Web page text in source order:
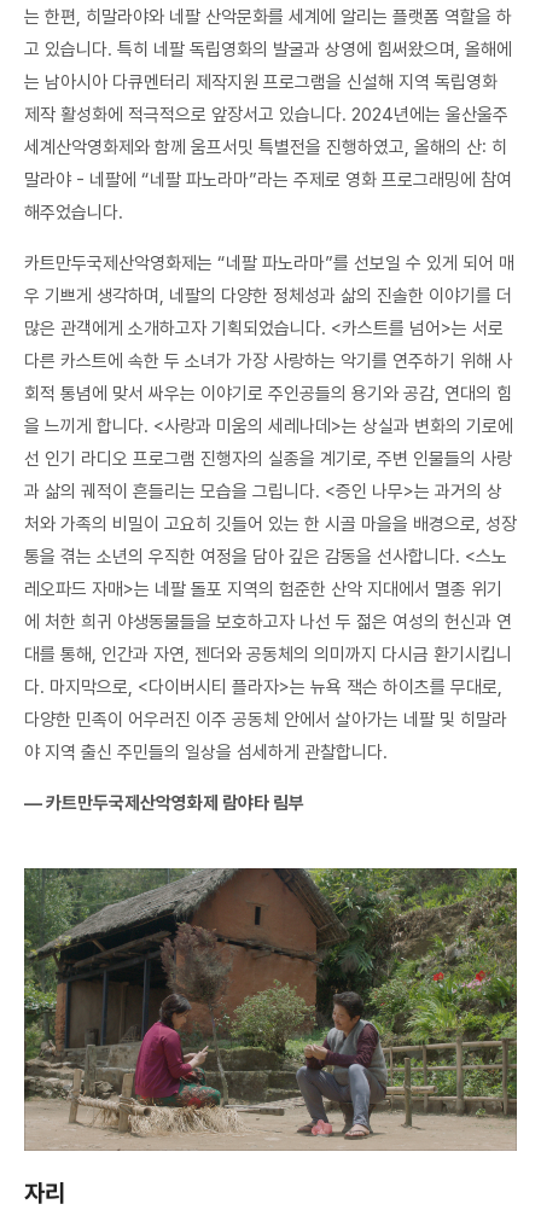
는 한편, 히말라야와 네팔 산악문화를 세계에 알리는 플랫폼 역할을 하
고 있습니다. 특히 네팔 독립영화의 발굴과 상영에 힘써왔으며, 올해에
는 남아시아 다큐멘터리 제작지원 프로그램을 신설해 지역 독립영화
제작 활성화에 적극적으로 앞장서고 있습니다. 2024년에는 울산울주
세계산악영화제와 함께 움프서밋 특별전을 진행하였고, 올해의 산: 히
말라야 - 네팔에 “네팔 파노라마”라는 주제로 영화 프로그래밍에 참여
해주었습니다.
카트만두국제산악영화제는 “네팔 파노라마”를 선보일 수 있게 되어 매
우 기쁘게 생각하며, 네팔의 다양한 정체성과 삶의 진솔한 이야기를 더
많은 관객에게 소개하고자 기획되었습니다. <카스트를 넘어>는 서로
다른 카스트에 속한 두 소녀가 가장 사랑하는 악기를 연주하기 위해 사
회적 통념에 맞서 싸우는 이야기로 주인공들의 용기와 공감, 연대의 힘
을 느끼게 합니다. <사랑과 미움의 세레나데>는 상실과 변화의 기로에
선 인기 라디오 프로그램 진행자의 실종을 계기로, 주변 인물들의 사랑
과 삶의 궤적이 흔들리는 모습을 그립니다. <증인 나무>는 과거의 상
처와 가족의 비밀이 고요히 깃들어 있는 한 시골 마을을 배경으로, 성장
통을 겪는 소년의 우직한 여정을 담아 깊은 감동을 선사합니다. <스노
레오파드 자매>는 네팔 돌포 지역의 험준한 산악 지대에서 멸종 위기
에 처한 희귀 야생동물들을 보호하고자 나선 두 젊은 여성의 헌신과 연
대를 통해, 인간과 자연, 젠더와 공동체의 의미까지 다시금 환기시킵니
다. 마지막으로, <다이버시티 플라자>는 뉴욕 잭슨 하이츠를 무대로,
다양한 민족이 어우러진 이주 공동체 안에서 살아가는 네팔 및 히말라
야 지역 출신 주민들의 일상을 섬세하게 관찰합니다.
― 카트만두국제산악영화제 람야타 림부
자리